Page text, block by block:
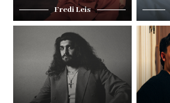
Fredi Leis